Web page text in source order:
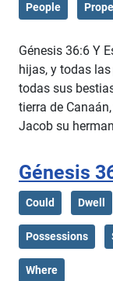
People
Génesis 36:6 Y
hijas, y todas
todas sus
tierra de
Jacob su
Génesis
Could Dwell
Possessions
Where